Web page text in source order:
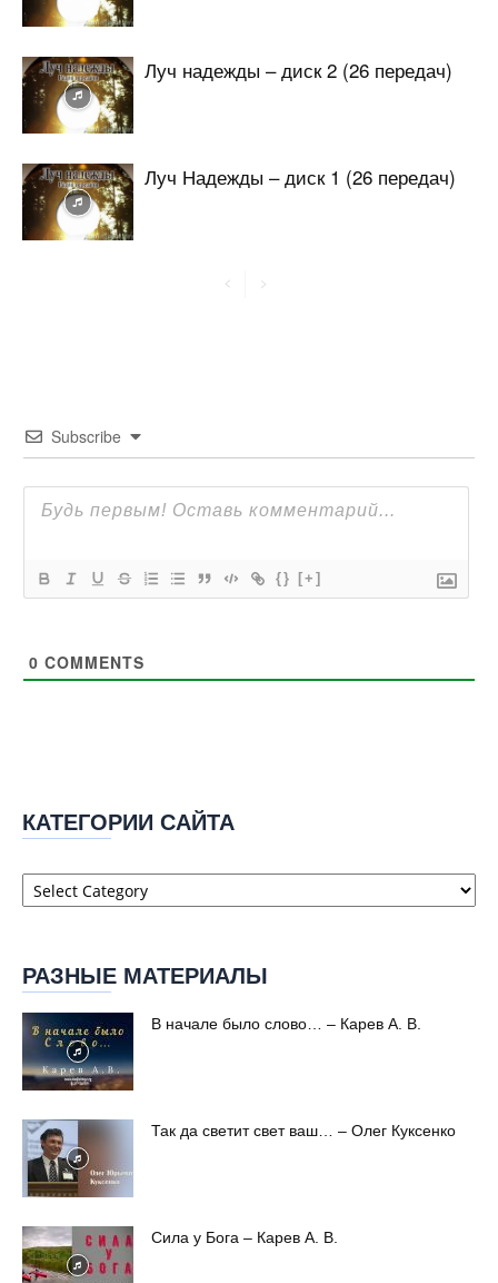
Луч надежды – диск 2 (26 передач)
Луч Надежды – диск 1 (26 передач)
Subscribe
{} [+]
0 COMMENTS
КАТЕГОРИИ САЙТА
Категории
сайта
РАЗНЫЕ МАТЕРИАЛЫ
В начале было слово… – Карев А. В.
Так да светит свет ваш… – Олег Куксенко
Сила у Бога – Карев А. В.